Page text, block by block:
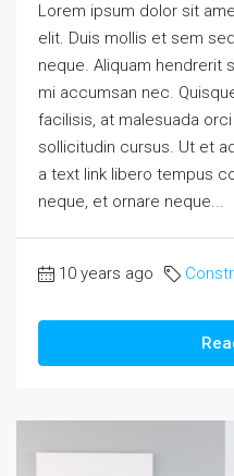
Lorem ipsum dolor sit
elit. Duis mollis et sem
neque. Aliquam hendrerit
mi accumsan nec.
facilisis, at malesuada
sollicitudin cursus. Ut et
a text link libero tempus
neque, et ornare neque...
10 years ago